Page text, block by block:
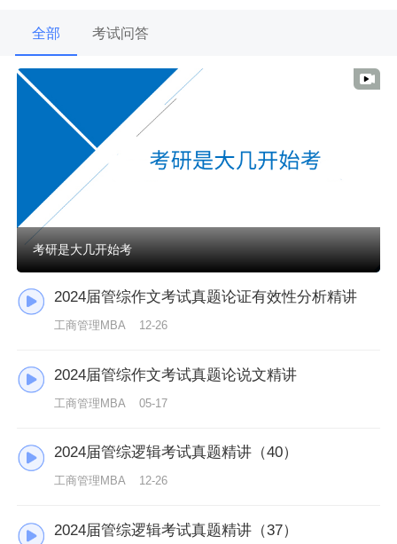
全部 考试问答
考研是大几开始考
2024届管综作文考试真题论证有效性分析精讲
工商管理MBA 12-26
2024届管综作文考试真题论说文精讲
工商管理MBA 05-17
2024届管综逻辑考试真题精讲（40）
工商管理MBA 12-26
2024届管综逻辑考试真题精讲（37）